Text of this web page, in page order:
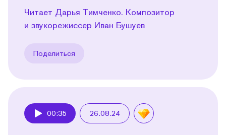
Читает Дарья Тимченко. Композитор
и звукорежиссер Иван Бушуев
Поделиться
00:35 26.08.24